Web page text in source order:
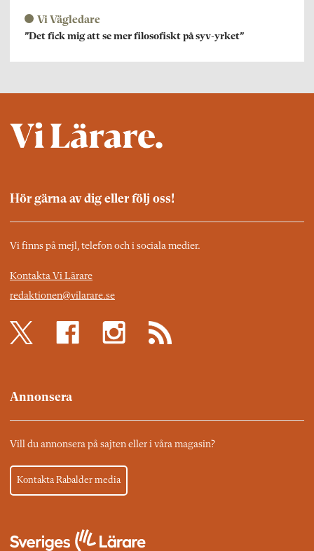
Vi Vägledare
”Det fick mig att se mer filosofiskt på syv-yrket”
Hör gärna av dig eller följ oss!
Vi finns på mejl, telefon och i sociala medier.
Kontakta Vi Lärare
redaktionen@vilarare.se
Annonsera
Vill du annonsera på sajten eller i våra magasin?
Kontakta Rabalder media